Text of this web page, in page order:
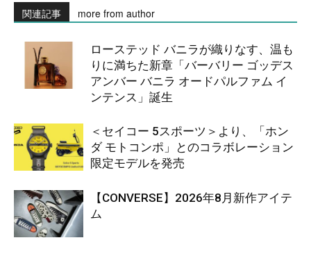
関連記事 more from author
ローステッド バニラが織りなす、温も
りに満ちた新章「バーバリー ゴッデス
アンバー バニラ オードパルファム イ
ンテンス」誕生
＜セイコー 5スポーツ＞より、「ホン
ダ モトコンポ」とのコラボレーション
限定モデルを発売
【CONVERSE】2026年8月新作アイテ
ム